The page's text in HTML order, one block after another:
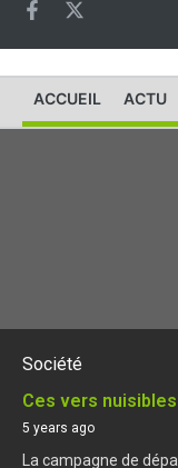
ACCUEIL ACTU
Société
Ces vers
5 years ago
La campagne de